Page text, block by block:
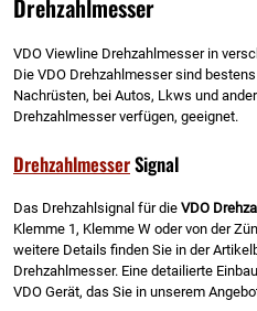
Drehzahlmesser
VDO Viewline Drehzahlmesser in
Die VDO Drehzahlmesser sind
Nachrüsten, bei Autos, Lkws und
Drehzahlmesser verfügen, geeignet.
DrehzahlmesserSignal
Das Drehzahlsignal für die VDO
Klemme 1, Klemme W oder von der
weitere Details finden Sie in der
Drehzahlmesser. Eine detailierte
VDO Gerät, das Sie in unserem